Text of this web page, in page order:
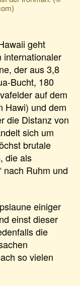
geht
internationaler
der aus 3,8
Bucht, 180
auf dem
Hawi) und dem
die Distanz von
sich um
brutale
die als
nach Ruhm und
einiger
einst dieser
die
so vielen